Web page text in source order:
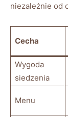
niezależnie od
Cecha
Wygoda​
siedzenia
Menu